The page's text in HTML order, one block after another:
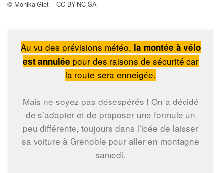
© Monika Glet – CC BY-NC-SA
Au vu des prévisions météo, la montée à vélo
est annulée pour des raisons de sécurité car
la route sera enneigée.
Mais ne soyez pas désespérés ! On a décidé
de s’adapter et de proposer une formule un
peu différente, toujours dans l’idée de laisser
sa voiture à Grenoble pour aller en montagne
samedi.